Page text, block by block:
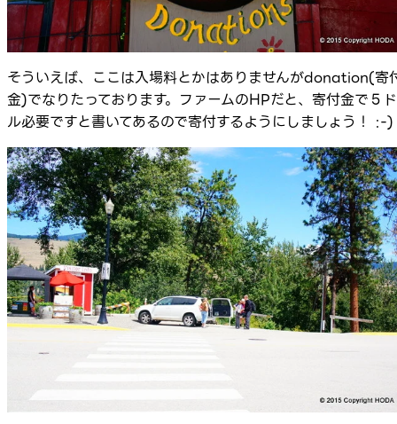
そういえば、ここは入場料とかはありませんがdonation(寄
金)でなりたっております。ファームのHPだと、寄付金で５ド
ル必要ですと書いてあるので寄付するようにしましょう！ :-)